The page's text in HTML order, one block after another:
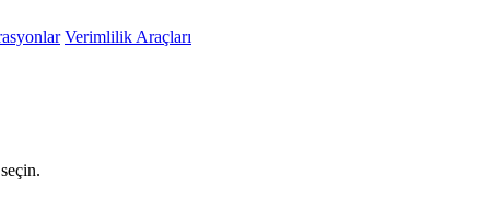
Verimlilik Araçları